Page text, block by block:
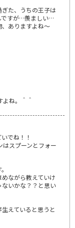
た、うちの王子は
ですが…羨ましい…
ありますよね～
ね。＾＾
でね！！
スプーンとフォー
ながら教えていけ
いかな？？と思い
えていると思うと